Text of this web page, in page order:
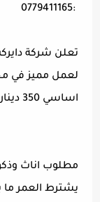
:0779411165
لعمل مميز في
اساسي 350 دينار وعمولات وحوافز يصل لغاية250 دينار
مطلوب اناث
يشترط العمر ما بين 18 الى